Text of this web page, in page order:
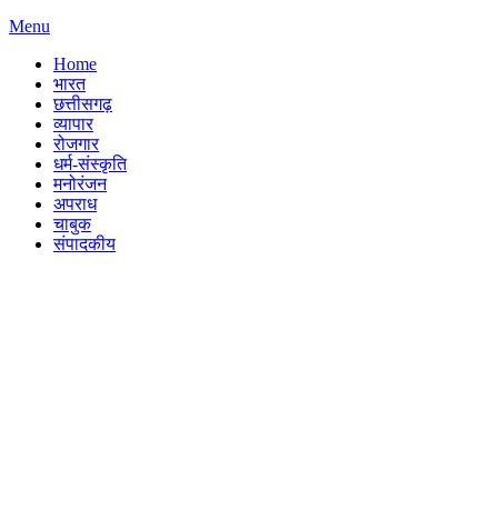
Menu
Home
भारत
छत्तीसगढ़
व्यापार
रोजगार
धर्म-संस्कृति
मनोरंजन
अपराध
चाबुक
संपादकीय